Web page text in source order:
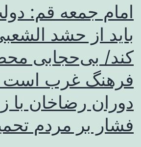
امام جمعه قم:
باید از حشد
کند/ بی‌حجابی
فرهنگ غرب است
دوران رضاخان با
فشار بر مردم